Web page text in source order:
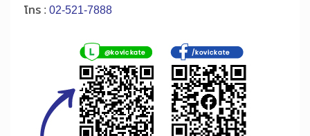
โทร : 02-521-7888